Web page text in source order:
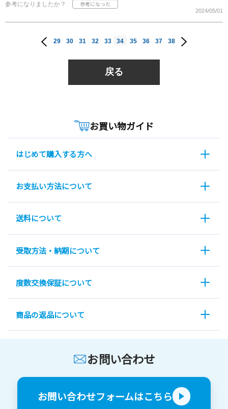
参考になりましたか？
2024/05/01
29 30 31 32 33 34 35 36 37 38
戻る
お買い物ガイド
はじめて購入する方へ
お支払い方法について
送料について
受取方法・納期について
度数交換保証について
商品の返品について
お問い合わせ
お問い合わせフォームはこちら